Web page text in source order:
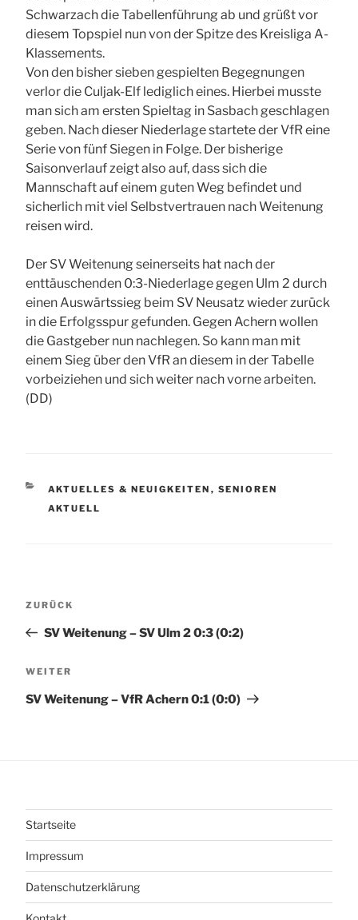
Schwarzach die Tabellenführung ab und grüßt vor
diesem Topspiel nun von der Spitze des Kreisliga A-
Klassements.
Von den bisher sieben gespielten Begegnungen
verlor die Culjak-Elf lediglich eines. Hierbei musste
man sich am ersten Spieltag in Sasbach geschlagen
geben. Nach dieser Niederlage startete der VfR eine
Serie von fünf Siegen in Folge. Der bisherige
Saisonverlauf zeigt also auf, dass sich die
Mannschaft auf einem guten Weg befindet und
sicherlich mit viel Selbstvertrauen nach Weitenung
reisen wird.
Der SV Weitenung seinerseits hat nach der
enttäuschenden 0:3-Niederlage gegen Ulm 2 durch
einen Auswärtssieg beim SV Neusatz wieder zurück
in die Erfolgsspur gefunden. Gegen Achern wollen
die Gastgeber nun nachlegen. So kann man mit
einem Sieg über den VfR an diesem in der Tabelle
vorbeiziehen und sich weiter nach vorne arbeiten.
(DD)
KATEGORIEN
AKTUELLES & NEUIGKEITEN , SENIOREN
AKTUELL
Vorheriger
ZURÜCK
SV Weitenung – SV Ulm 2 0:3 (0:2)
Nächster
WEITER
SV Weitenung – VfR Achern 0:1 (0:0)
Startseite
Impressum
Datenschutzerklärung